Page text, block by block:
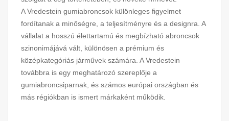
A Vredestein gumiabroncsok különleges figyelmet
fordítanak a minőségre, a teljesítményre és a designra. A
vállalat a hosszú élettartamú és megbízható abroncsok
szinonimájává vált, különösen a prémium és
középkategóriás járművek számára. A Vredestein
továbbra is egy meghatározó szereplője a
gumiabroncsiparnak, és számos európai országban és
más régiókban is ismert márkaként működik.